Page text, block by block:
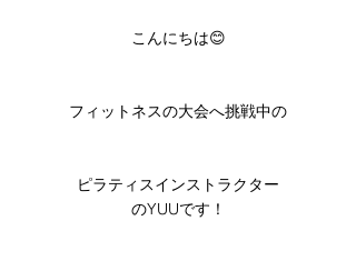
こんにちは😊
フィットネスの大会へ挑戦中の
ピラティスインストラクター
のYUUです！